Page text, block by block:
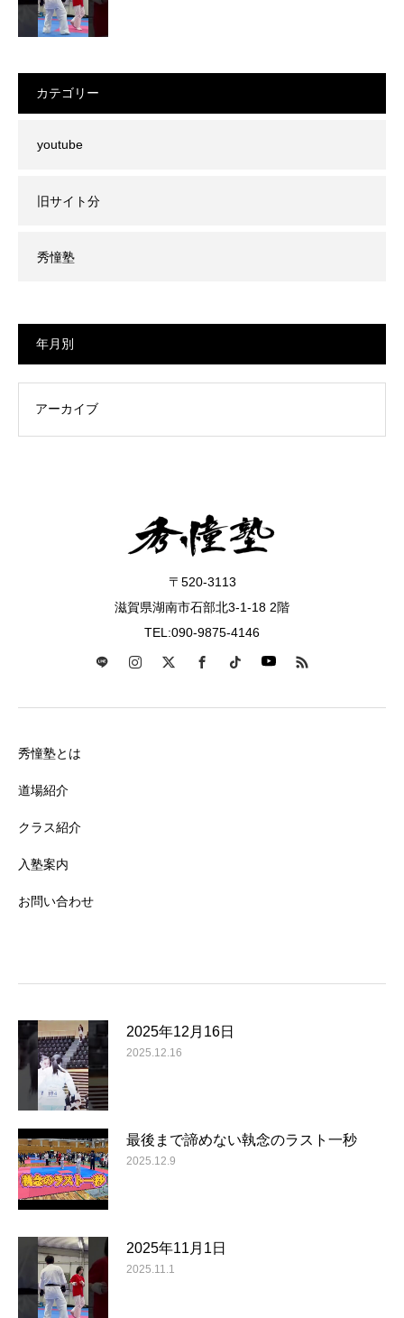
カテゴリー
youtube
旧サイト分
秀憧塾
年月別
〒520-3113
滋賀県湖南市石部北3-1-18 2階
TEL:090-9875-4146
秀憧塾とは
道場紹介
クラス紹介
入塾案内
お問い合わせ
2025年12月16日
2025.12.16
最後まで諦めない執念のラスト一秒
2025.12.9
2025年11月1日
2025.11.1